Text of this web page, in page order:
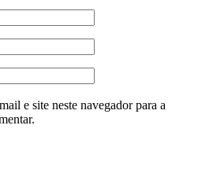
e site neste navegador para a